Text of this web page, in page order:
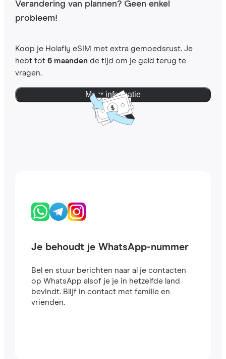
Verandering van plannen? Geen enkel
probleem!
Koop je Holafly eSIM met extra gemoedsrust. Je
hebt tot 6 maandende tijd om je geld terug te
vragen.
Meer informatie
Je behoudt je WhatsApp-nummer
Bel en stuur berichten naar al je contacten
op WhatsApp alsof je je in hetzelfde land
bevindt. Blijf in contact met familie en
vrienden.